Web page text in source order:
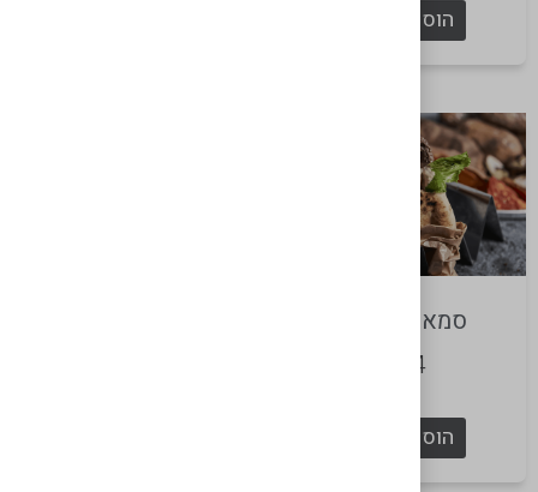
הוספה לסל
סמאש בורגר
54
הוספה לסל